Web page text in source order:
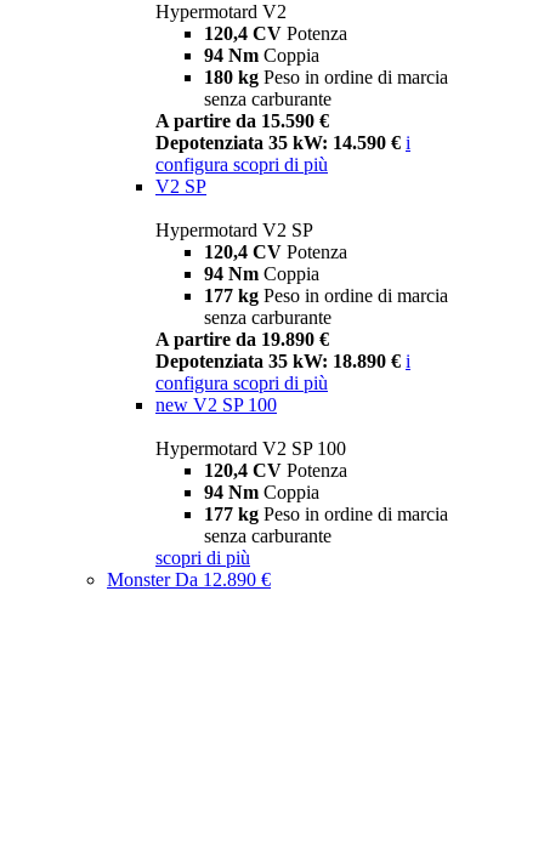
Hypermotard V2
120,4 CV Potenza
94 Nm Coppia
180 kg Peso in ordine di marcia
senza carburante
A partire da 15.590 €
Depotenziata 35 kW: 14.590 € i
configura scopri di più
V2 SP
Hypermotard V2 SP
120,4 CV Potenza
94 Nm Coppia
177 kg Peso in ordine di marcia
senza carburante
A partire da 19.890 €
Depotenziata 35 kW: 18.890 € i
configura scopri di più
new V2 SP 100
Hypermotard V2 SP 100
120,4 CV Potenza
94 Nm Coppia
177 kg Peso in ordine di marcia
senza carburante
scopri di più
MonsterDa 12.890 €